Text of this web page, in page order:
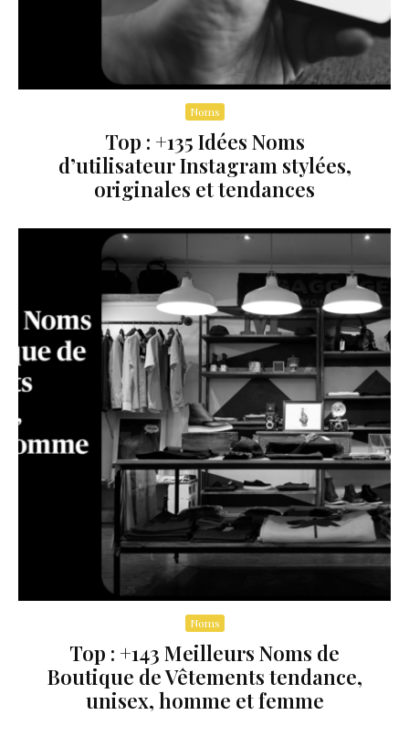
Noms
Top : +135 Idées Noms
d’utilisateur Instagram stylées,
originales et tendances
Noms
Top : +143 Meilleurs Noms de
Boutique de Vêtements tendance,
unisex, homme et femme